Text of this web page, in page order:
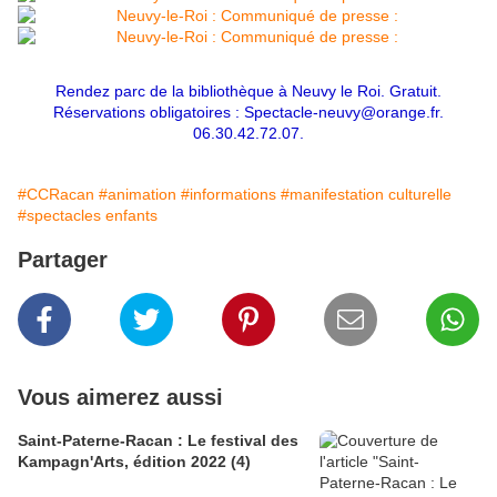
Rendez parc de la bibliothèque à Neuvy le Roi. Gratuit.
Réservations obligatoires : Spectacle-neuvy@orange.fr.
06.30.42.72.07.
#CCRacan #animation #informations #manifestation culturelle
#spectacles enfants
Partager
Vous aimerez aussi
Saint-Paterne-Racan : Le festival des
Kampagn'Arts, édition 2022 (4)